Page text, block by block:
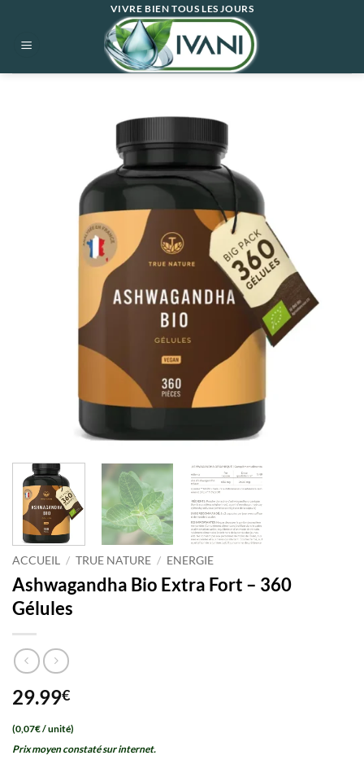
contenu
VIVRE BIEN TOUS LES JOURS
ACCUEIL / TRUE NATURE / ENERGIE
Ashwagandha Bio Extra Fort – 360
Gélules
29.99€
(0,07€/ unité)
Prix moyen constaté sur internet.